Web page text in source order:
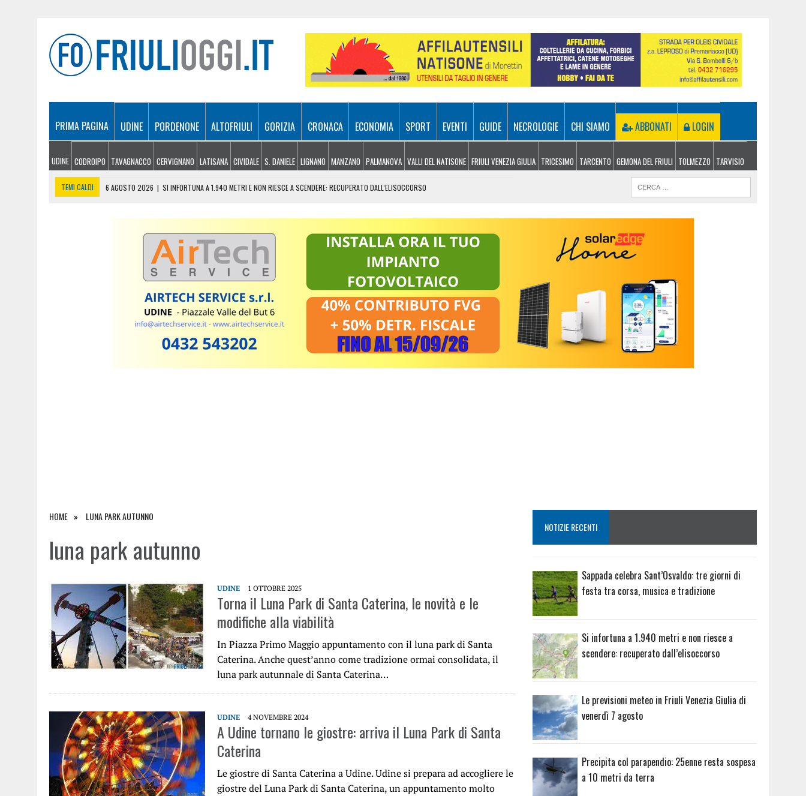
PRIMA PAGINA UDINE PORDENONE ALTOFRIULI GORIZIA CRONACA ECONOMIA SPORT EVENTI GUIDE NECROLOGIE CHI SIAMO ABBONATI LOGIN
UDINE CODROIPO TAVAGNACCO CERVIGNANO LATISANA CIVIDALE S. DANIELE LIGNANO MANZANO PALMANOVA VALLI DEL NATISONE FRIULI VENEZIA GIULIA TRICESIMO TARCENTO GEMONA DEL FRIULI TOLMEZZO TARVISIO
TEMI CALDI 6 AGOSTO 2026 | SI INFORTUNA A 1.940 METRI E NON RIESCE A SCENDERE: RECUPERATO DALL’ELISOCCORSO
CALDO RECORD IN FRIULI: 41 GRADI NEL CIVIDALESE, ARRIVANO I TEMPORALI MA NON BASTA
SAPPADA CELEBRA SANT’OSVALDO: TRE GIORNI DI FESTA TRA CORSA, MUSICA E TRADIZIONE
HOME LUNA PARK AUTUNNO
luna park autunno
UDINE 1 OTTOBRE 2025
Torna il Luna Park di Santa Caterina, le novità e le
modifiche alla viabilità
In Piazza Primo Maggio appuntamento con il luna park di Santa
Caterina. Anche quest’anno come tradizione ormai consolidata, il
luna park autunnale di Santa Caterina…
UDINE 4 NOVEMBRE 2024
A Udine tornano le giostre: arriva il Luna Park di Santa
Caterina
Le giostre di Santa Caterina a Udine. Udine si prepara ad accogliere le
giostre del Luna Park di Santa Caterina, un appuntamento molto
NOTIZIE RECENTI
Sappada celebra Sant’Osvaldo: tre giorni di
festa tra corsa, musica e tradizione
Si infortuna a 1.940 metri e non riesce a
scendere: recuperato dall’elisoccorso
Le previsioni meteo in Friuli Venezia Giulia di
venerdì 7 agosto
Precipita col parapendio: 25enne resta sospesa
a 10 metri da terra